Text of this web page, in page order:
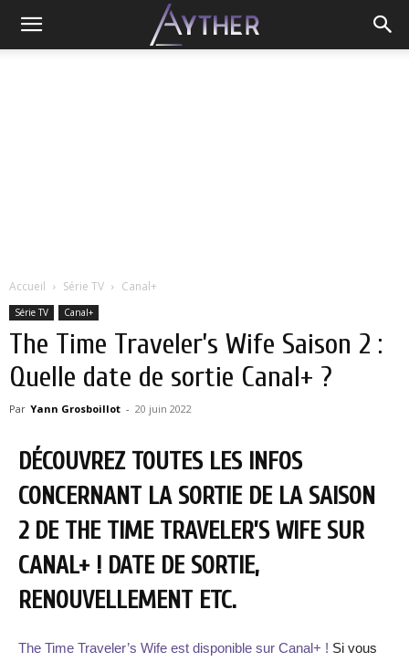
Accueil Série TV Canal+
Série TV Canal+
The Time Traveler’s Wife Saison 2 :
Quelle date de sortie Canal+ ?
Par Yann Grosboillot - 20 juin 2022
DÉCOUVREZ TOUTES LES INFOS
CONCERNANT LA SORTIE DE LA SAISON
2 DE THE TIME TRAVELER’S WIFE SUR
CANAL+ ! DATE DE SORTIE,
RENOUVELLEMENT ETC.
The Time Traveler’s Wife est disponible sur Canal+ ! Si vous